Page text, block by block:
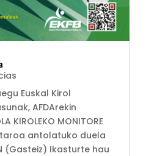
Euskal Kirol
AFDArekin
KIROLEKO MONITORE
antolatuko duela
(Gasteiz) Ikasturte hau